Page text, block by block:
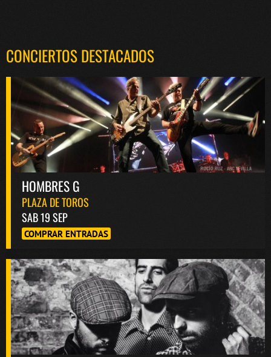
CONCIERTOS DESTACADOS
HOMBRES G
PLAZA DE TOROS
SAB 19 SEP
COMPRAR ENTRADAS